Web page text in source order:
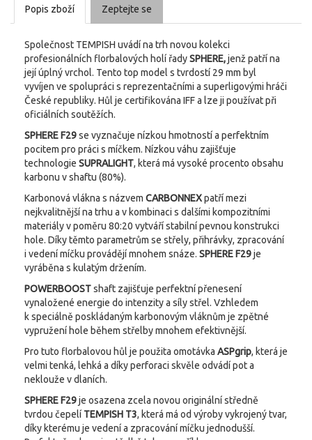
Popis zboží Zeptejte se
Společnost TEMPISH uvádí na trh novou kolekci
profesionálních florbalových holí řadySPHERE,jenž patří na
její úplný vrchol. Tento top model s tvrdostí 29 mm byl
vyvíjen ve spolupráci s reprezentačními a superligovými hráči
České republiky. Hůl je certifikována IFF a lze ji používat při
oficiálních soutěžích.
SPHERE F29se vyznačuje nízkou hmotností a perfektním
pocitem pro práci s míčkem. Nízkou váhu zajišťuje
technologie SUPRALIGHT, která má vysoké procento obsahu
karbonu v shaftu (80%).
Karbonová vlákna s názvem CARBONNEXpatří mezi
nejkvalitnější na trhu a v kombinaci s dalšími kompozitními
materiály v poměru 80:20 vytváří stabilní pevnou konstrukci
hole. Díky těmto parametrům se střely, přihrávky, zpracování
i vedení míčku provádějí mnohem snáze. SPHERE F29je
vyráběna s kulatým držením.
POWERBOOSTshaft zajišťuje perfektní přenesení
vynaložené energie do intenzity a síly střel. Vzhledem
k speciálně poskládaným karbonovým vláknům je zpětné
vypružení hole během střelby mnohem efektivnější.
Pro tuto florbalovou hůl je použita omotávka ASPgrip, která je
velmi tenká, lehká a díky perforaci skvěle odvádí pot a
neklouže v dlaních.
SPHERE F29je osazena zcela novou originální středně
tvrdou čepelí TEMPISH T3, která má od výroby vykrojený tvar,
díky kterému je vedení a zpracování míčku jednodušší.